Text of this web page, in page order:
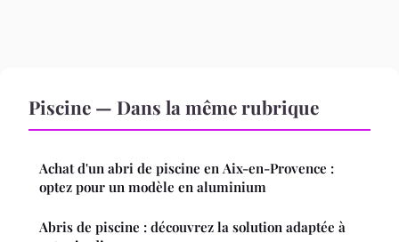
Piscine — Dans la même rubrique
Achat d'un abri de piscine en Aix-en-Provence :
optez pour un modèle en aluminium
Abris de piscine : découvrez la solution adaptée à